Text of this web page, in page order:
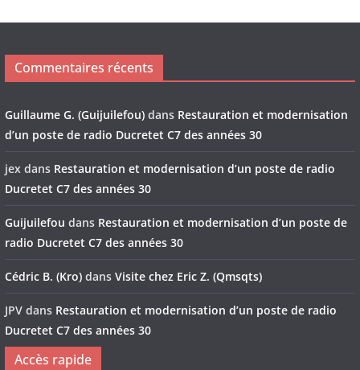
Commentaires récents
Guillaume G. (Guijuilefou) dans Restauration et modernisation
d’un poste de radio Ducretet C7 des années 30
jex dans Restauration et modernisation d’un poste de radio
Ducretet C7 des années 30
Guijuilefou dans Restauration et modernisation d’un poste de
radio Ducretet C7 des années 30
Cédric B. (Kro) dans Visite chez Eric Z. (Qmsqts)
JPV dans Restauration et modernisation d’un poste de radio
Ducretet C7 des années 30
Accès rapide